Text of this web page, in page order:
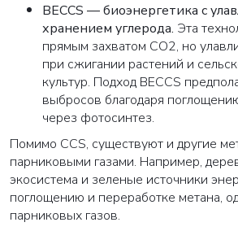
BECCS — биоэнергетика с
хранением углерода. Эта
прямым захватом CO2, но
при сжигании растений и
культур. Подход BECCS
выбросов благодаря
через фотосинтез.
Помимо CCS, существуют и другие
парниковыми газами. Например,
экосистема и зеленые источники
поглощению и переработке метана,
парниковых газов.